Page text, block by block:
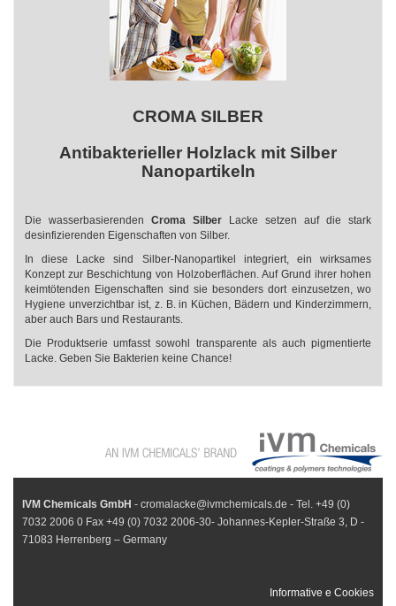
CROMA SILBER
Antibakterieller Holzlack mit Silber
Nanopartikeln
Die wasserbasierenden Croma Silber Lacke setzen auf die stark
desinfizierenden Eigenschaften von Silber.​
In diese Lacke sind Silber-Nanopartikel integriert, ein wirksames
Konzept zur Beschichtung von Holzoberflächen. Auf Grund ihrer hohen
keimtötenden Eigenschaften sind sie besonders dort einzusetzen, wo
Hygiene unverzichtbar ist, z. B. in Küchen, Bädern und Kinderzimmern,
aber auch Bars und Restaurants.
Die Produktserie umfasst sowohl transparente als auch pigmentierte
Lacke. Geben Sie Bakterien keine Chance!
IVM Chemicals GmbH - cromalacke@ivmchemicals.de - Tel. +49 (0)
7032 2006 0 Fax +49 (0) 7032 2006-30- Johannes-Kepler-Straße 3, D -
71083 Herrenberg – Germany
Informative e Cookies